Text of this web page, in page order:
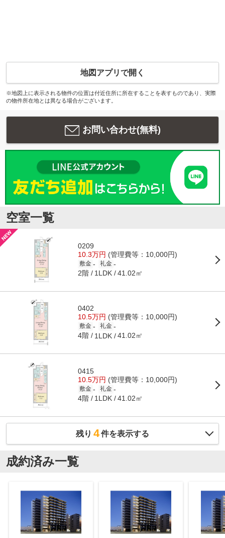
地図アプリで開く
※地図上に表示される物件の位置は付近住所に所在することを表すものであり、実際
の物件所在地とは異なる場合がございます。
お問い合わせ(無料)
空室一覧
0209
10.3万円 (管理費等：10,000円)
敷金 - 礼金 -
2階 1LDK 41.02㎡
0402
10.5万円 (管理費等：10,000円)
敷金 - 礼金 -
4階 1LDK 41.02㎡
0415
10.5万円 (管理費等：10,000円)
敷金 - 礼金 -
4階 1LDK 41.02㎡
残り 4件を表示する
成約済み一覧